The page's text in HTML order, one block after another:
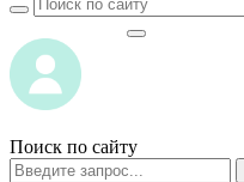
Поиск по сайту